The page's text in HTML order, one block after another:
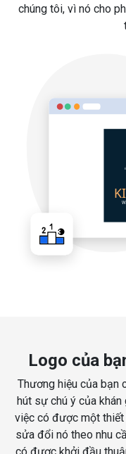
chúng tôi, vì nó cho
Logo của
Thương hiệu của bạn
hút sự chú ý của
việc có được một
sửa đổi nó theo nhu